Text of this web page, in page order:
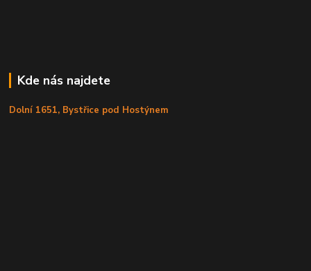
Kde nás najdete
Dolní 1651, Bystřice pod Hostýnem